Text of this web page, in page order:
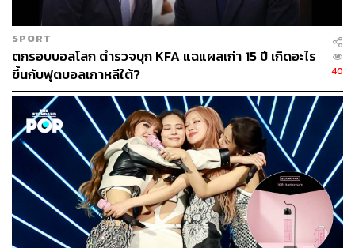
ข้อมูลสถิติชี้ให้เห็นว่า การก่อสร้าง AI Data Center ขาด
กำลังผลิตไฟฟ้า 1 กิกะวัตต์ ต้องใช้เงินลงทุนสูงถึงประมาณ
40,000 ล้านดอลลาร์สหรัฐ ครอบคลุมทั้งต้นทุนที่ดิน โครง
ข่ายสายส่ง และระบบทำความเย็นขนาดใหญ่ ขณะที่กลุ่ม
Hyperscaler ในสหรัฐฯ มีแผนจะลงทุนสูงถึงเกือบ 800,000
ล้านดอลลาร์สหรัฐ ภายในปี 2030 ส่งผลให้ความต้องการ
ผลิตไฟฟ้าเพื่อรองรับศูนย์ข้อมูลทั่วโลกพุ่งสูงขึ้นอย่างรวดเร็ว
นอกจากนี้ ปัจจัยด้านความขัดแย้งทางภูมิรัฐศาสตร์ ยังบีบให้
ประเทศต่างๆ หันมามุ่งเน้นความมั่นคงทางพลังงาน (Energy
Security) และย้ายฐานการผลิตโครงสร้างพื้นฐานกลับสู่
ประเทศตนเอง (Reshoring) รวมถึงเพิ่มงบประมาณด้าน
พลังงานและกลาโหม
SPORT
ตกรอบบอลโลก ตำรวจบุก KFA แฉแผลเก่า 15 ปี เกิดอะไร
ขึ้นกับฟุตบอลเกาหลีใต้?
40